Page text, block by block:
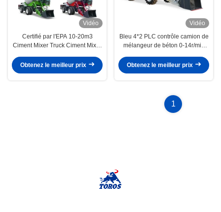
Vidéo
Certifié par l'EPA 10-20m3
Ciment Mixer Truck Ciment Mixer
eau manuel
Obtenez le meilleur prix
Vidéo
Bleu 4*2 PLC contrôle camion de
mélangeur de béton 0-14r/min
moyenne
Obtenez le meilleur prix
1